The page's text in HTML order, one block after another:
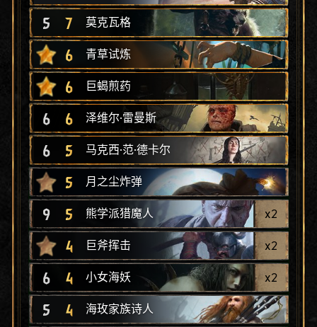
5 7 莫克瓦格
6 青草试炼
6 巨蝎煎药
6 6 泽维尔·雷曼斯
6 5 马克西·范·德卡尔
5 月之尘炸弹
9 5 熊学派猎魔人 x2
4 巨斧挥击 x2
6 4 小女海妖 x2
5 4 海玫家族诗人